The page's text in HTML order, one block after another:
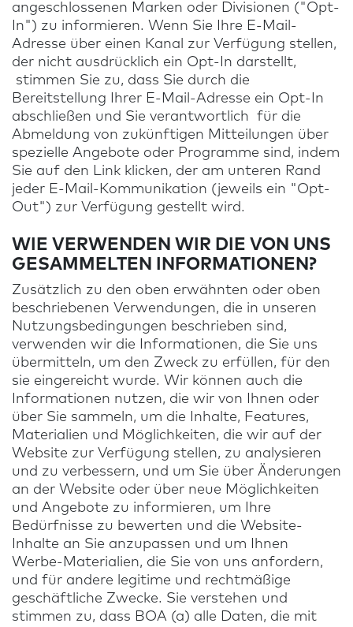
angeschlossenen Marken oder Divisionen ("Opt-
In") zu informieren. Wenn Sie Ihre E-Mail-
Adresse über einen Kanal zur Verfügung stellen,
der nicht ausdrücklich ein Opt-In darstellt,
stimmen Sie zu, dass Sie durch die
Bereitstellung Ihrer E-Mail-Adresse ein Opt-In
abschließen und Sie verantwortlich für die
Abmeldung von zukünftigen Mitteilungen über
spezielle Angebote oder Programme sind, indem
Sie auf den Link klicken, der am unteren Rand
jeder E-Mail-Kommunikation (jeweils ein "Opt-
Out") zur Verfügung gestellt wird.
WIE VERWENDEN WIR DIE VON UNS
GESAMMELTEN INFORMATIONEN?
Zusätzlich zu den oben erwähnten oder oben
beschriebenen Verwendungen, die in unseren
Nutzungsbedingungen beschrieben sind,
verwenden wir die Informationen, die Sie uns
übermitteln, um den Zweck zu erfüllen, für den
sie eingereicht wurde. Wir können auch die
Informationen nutzen, die wir von Ihnen oder
über Sie sammeln, um die Inhalte, Features,
Materialien und Möglichkeiten, die wir auf der
Website zur Verfügung stellen, zu analysieren
und zu verbessern, und um Sie über Änderungen
an der Website oder über neue Möglichkeiten
und Angebote zu informieren, um Ihre
Bedürfnisse zu bewerten und die Website-
Inhalte an Sie anzupassen und um Ihnen
Werbe-Materialien, die Sie von uns anfordern,
und für andere legitime und rechtmäßige
geschäftliche Zwecke. Sie verstehen und
stimmen zu, dass BOA (a) alle Daten, die mit